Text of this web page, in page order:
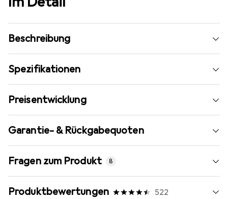
Beschreibung
Spezifikationen
Preisentwicklung
Garantie- & Rückgabequoten
Fragen zum Produkt 8
Produktbewertungen 522